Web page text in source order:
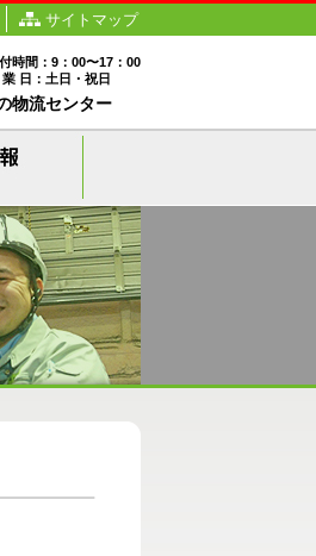
サイトマップ
時間：9：00〜17：00
業 日：土日・祝日
物流センター